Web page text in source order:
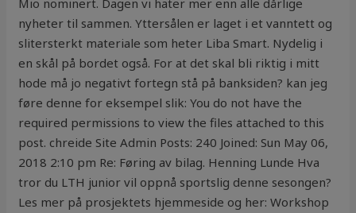
Mio nominert. Dagen vi hater mer enn alle dårlige
nyheter til sammen. Yttersålen er laget i et vanntett og
slitersterkt materiale som heter Liba Smart. Nydelig i
en skål på bordet også. For at det skal bli riktig i mitt
hode må jo negativt fortegn stå på banksiden? kan jeg
føre denne for eksempel slik: You do not have the
required permissions to view the files attached to this
post. chreide Site Admin Posts: 240 Joined: Sun May 06,
2018 2:10 pm Re: Føring av bilag. Henning Lunde Hva
tror du LTH junior vil oppnå sportslig denne sesongen?
Les mer på prosjektets hjemmeside og her: Workshop